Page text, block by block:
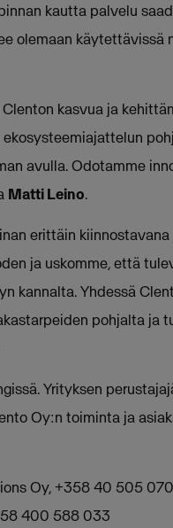
kautta palvelu
olemaan käytettävissä
kasvua ja
avulla. Odotamme
Matti Leino.
erittäin
ja uskomme, että
kannalta. Yhdessä
pohjalta ja
Yrityksen
Oy:n toiminta ja
Oy, +358 40 505
400 588 033